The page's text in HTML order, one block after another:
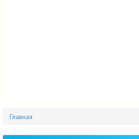
Главная